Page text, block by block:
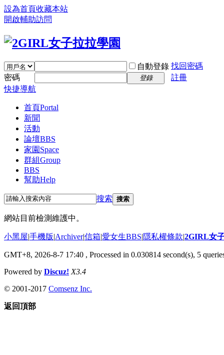
設為首頁收藏本站
開啟輔助訪問
自動登錄 找回密碼
密碼
登錄
註冊
快捷導航
首頁Portal
新聞
活動
論壇BBS
家園 Space
群組Group
BBS
幫助Help
搜索 搜索
網站目前檢測維護中。
小黑屋|手機版|Archiver|信箱|愛女生BBS|隱私權條款|2GIRL女
GMT+8, 2026-8-7 17:40 , Processed in 0.030814 second(s), 5
Powered by Discuz! X3.4
© 2001-2017 Comsenz Inc.
返回頂部